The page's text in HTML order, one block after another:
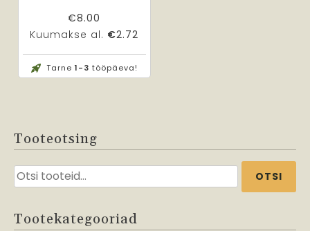
€8.00
Kuumakse al. €2.72
Tarne 1-3 tööpäeva!
Tooteotsing
Otsi: OTSI
Tootekategooriad